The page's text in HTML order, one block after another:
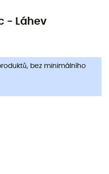
- Láhev
bez minimálního